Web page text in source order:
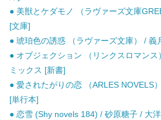
● 美獣とケダモノ （ラヴァーズ文庫
[文庫]
● 琥珀色の誘惑 （ラヴァーズ文庫） / 義
● オブジェクション （リンクスロマン
ミックス [新書]
● 愛されたがりの恋 （ARLES NOVELS
[単行本]
● 恋雪 (Shy novels 184) / 砂原糖子 / 大